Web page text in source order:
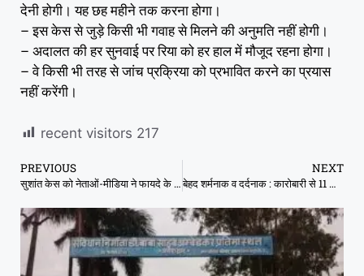
देनी होगी। यह छह महीने तक करना होगा।
– इस केस से जुड़े किसी भी गवाह से मिलने की अनुमति नहीं होगी।
– अदालत की हर सुनवाई पर रिया को हर हाल में मौजूद रहना होगा।
– वे किसी भी तरह से जांच प्रक्रिया को प्रभावित करने का प्रयास
नहीं करेंगी।
recent visitors 217
PREVIOUS
सुशांत केस को नेताओं-मीडिया ने फायदे के लिए बनाया ‘मर्डर’ : स्‍टडी में खुलासा
NEXT
बेहद शर्मनाक व दर्दनाक : कारोबारी से 11 लाख रुपये लूटे फिर कार समेत जिंदा जला दिया